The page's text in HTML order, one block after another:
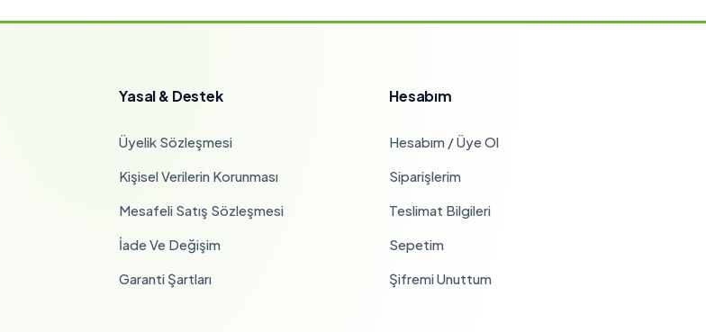
Yasal & Destek
Üyelik Sözleşmesi
Kişisel Verilerin Korunması
Mesafeli Satış Sözleşmesi
İade Ve Değişim
Garanti Şartları
Hesabım
Hesabım / Üye Ol
Siparişlerim
Teslimat Bilgileri
Sepetim
Şifremi Unuttum